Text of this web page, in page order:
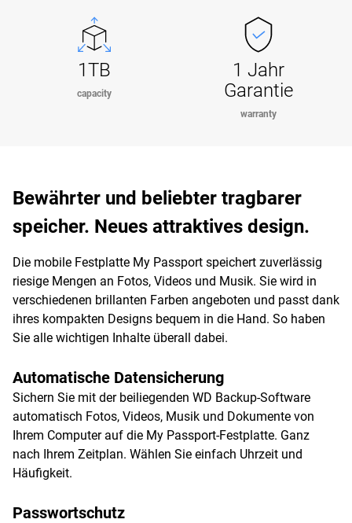
1TB
capacity
1 Jahr
Garantie
warranty
Bewährter und beliebter tragbarer
speicher. Neues attraktives design.
Die mobile Festplatte My Passport speichert zuverlässig
riesige Mengen an Fotos, Videos und Musik. Sie wird in
verschiedenen brillanten Farben angeboten und passt dank
ihres kompakten Designs bequem in die Hand. So haben
Sie alle wichtigen Inhalte überall dabei.
Automatische Datensicherung
Sichern Sie mit der beiliegenden WD Backup-Software
automatisch Fotos, Videos, Musik und Dokumente von
Ihrem Computer auf die My Passport-Festplatte. Ganz
nach Ihrem Zeitplan. Wählen Sie einfach Uhrzeit und
Häufigkeit.
Passwortschutz